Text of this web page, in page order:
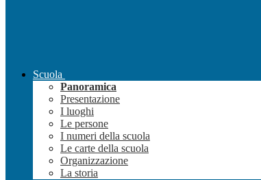
Scuola
Panoramica
Presentazione
I luoghi
Le persone
I numeri della scuola
Le carte della scuola
Organizzazione
La storia